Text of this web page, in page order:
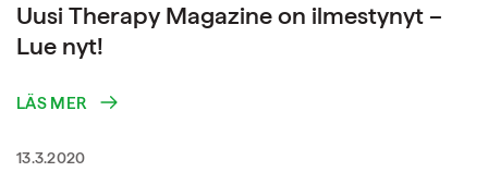
Uusi Therapy Magazine on ilmestynyt –
Lue nyt!
LÄS MER
13.3.2020